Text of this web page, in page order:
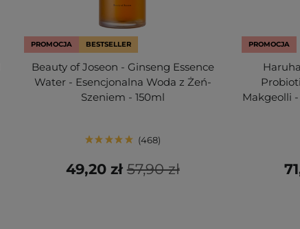
PROMOCJA BESTSELLER
Beauty of Joseon - Ginseng Essence
Water - Esencjonalna Woda z Żeń-
Szeniem - 150ml
468
57,90 zł
49,20 zł
PROMOCJA
Makgeolli